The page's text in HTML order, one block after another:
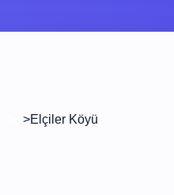
>Elçiler Köyü